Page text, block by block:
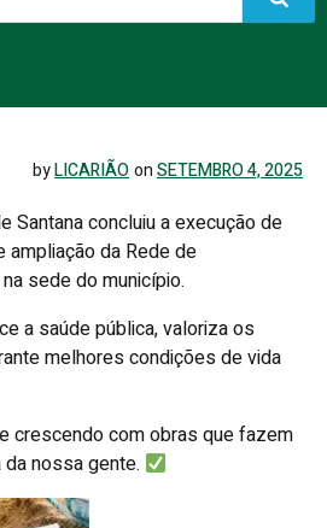
byLICARIÃOonSETEMBRO 4, 2025
Santana concluiu a execução de
da Rede de
sede do município.
a saúde pública, valoriza os
melhores condições de vida
crescendo com obras que fazem
nossa gente.